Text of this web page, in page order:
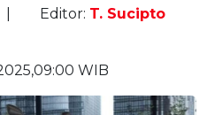
Editor: T. Sucipto
WIB